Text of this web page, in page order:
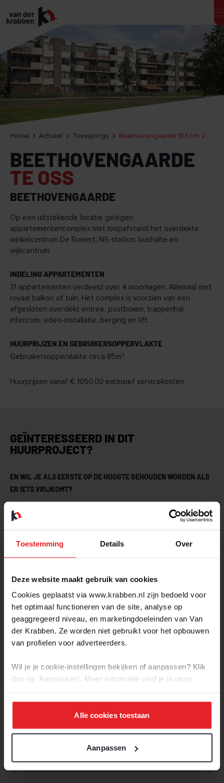
Toestemming Details Over
Deze website maakt gebruik van cookies
Cookies geplaatst via www.krabben.nl zijn bedoeld voor
het optimaal functioneren van de site, analyse op
geaggregeerd niveau, en marketingdoeleinden van Van
der Krabben. Ze worden niet gebruikt voor het opbouwen
van profielen voor adverteerders.
Wil je je cookie-instellingen bekijken of aanpassen? Klik
dan op 'Aanpassen'. Meer informatie vind je in onze
Alle cookies toestaan
Aanpassen
Home Actueel Toewijzings Beethovengaarde 183 t/m 243 te Oss
BEETHOVENGAARDE
TE OSS
BEETHOVENGAARDE
Op een uitstekende locatie gelegen
appartementencomplex met loopafstand het overdekte
winkelcentrum De Ruwert, NS-station, bushalte en
wijkcentrum.
INDELING APPARTEMENTEN
31 appartementen verdeeld over 4 woonlagen. Allemaal met
royaal balkon of tuin. Het complex is voorzien van een
afgesloten overdekt entree, postboxen, trappenhal,
intercom, video-installatie, berging en lift.
HUURPRIJZEN EN GEBRUIKERSOPPERVLAKTE
Gebruikersoppervlakte circa 85m²
Huurprijzen vanaf € 1050,00 exclusief servicekosten
GEÏNTERESSEERD IN DIT
HUURPROJECT?
EN WIL JE ALS EERSTE OP DE HOOGTE GEHOUDEN WORDEN ALS
ER IETS VRIJKOMT?